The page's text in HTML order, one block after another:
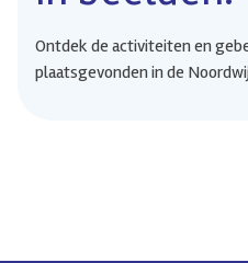
Ontdek de activiteiten en
plaatsgevonden in de